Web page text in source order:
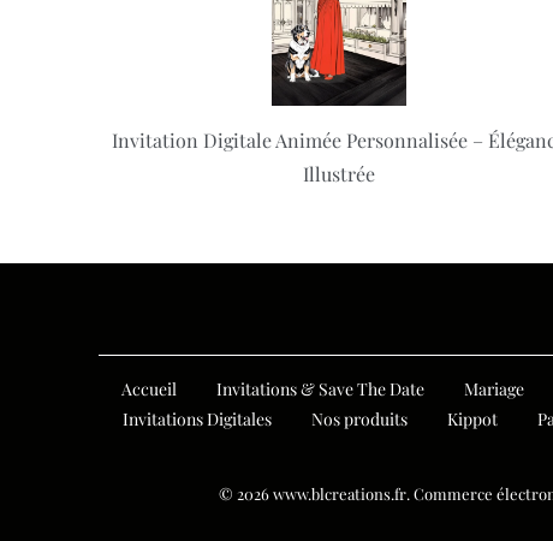
Invitation Digitale Animée Personnalisée –
Illustrée
Accueil Invitations & Save The Date Mariage
Invitations Digitales
Nos produits Kippot
© 2026www.blcreations.fr. Commerce